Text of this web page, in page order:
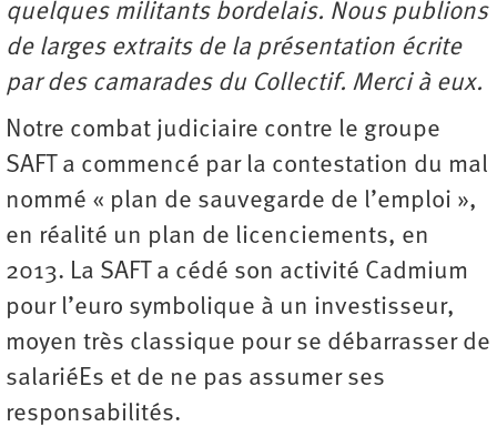
quelques militants bordelais. Nous publions
de larges extraits de la présentation écrite
par des camarades du Collectif. Merci à eux.
Notre combat judiciaire contre le groupe
SAFT a commencé par la contestation du mal
nommé « plan de sauvegarde de l’emploi »,
en réalité un plan de licenciements, en
2013. La SAFT a cédé son activité Cadmium
pour l’euro symbolique à un investisseur,
moyen très classique pour se débarrasser de
salariéEs et de ne pas assumer ses
responsabilités.